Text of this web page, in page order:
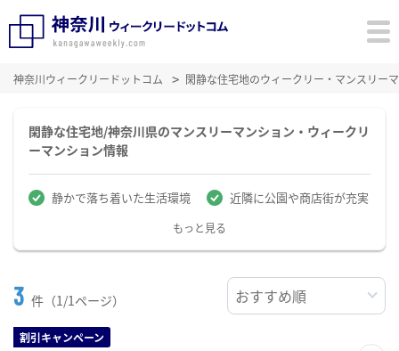
神奈川ウィークリードットコム 閑静な住宅地のウィークリー・マンスリー
閑静な住宅地/神奈川県のマンスリーマンション・ウィークリ
ーマンション情報
静かで落ち着いた生活環境 近隣に公園や商店街が充実
もっと見る
3 件（1/1ページ）
割引キャンペーン